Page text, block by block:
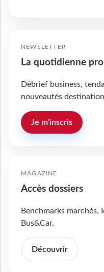
NEWSLETTER
La quotidienne pro
Débrief business,
nouveautés
Je m'inscris
MAGAZINE
Accès dossiers
Benchmarks
Bus&Car.
Découvrir